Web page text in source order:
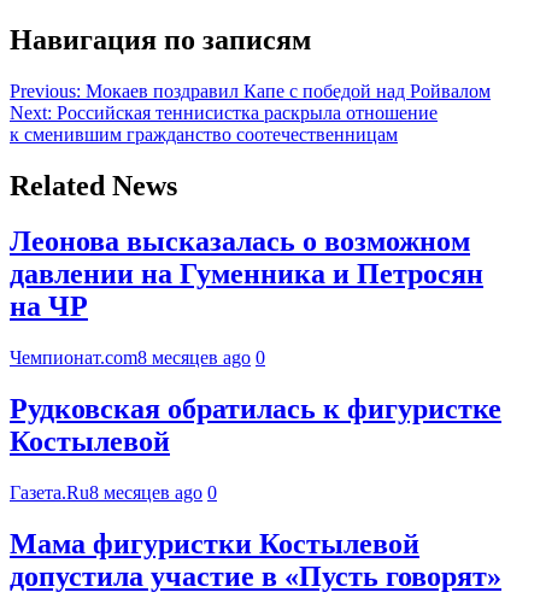
Навигация по записям
Previous: Мокаев поздравил Капе с победой над Ройвалом
Next: Российская теннисистка раскрыла отношение
к сменившим гражданство соотечественницам
Related News
Леонова высказалась о возможном
давлении на Гуменника и Петросян
на ЧР
Чемпионат.com8 месяцев ago 0
Рудковская обратилась к фигуристке
Костылевой
Газета.Ru8 месяцев ago 0
Мама фигуристки Костылевой
допустила участие в «Пусть говорят»